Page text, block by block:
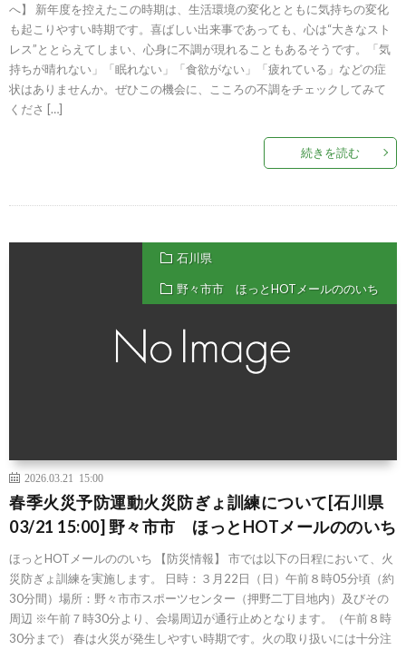
へ】 新年度を控えたこの時期は、生活環境の変化とともに気持ちの変化
も起こりやすい時期です。喜ばしい出来事であっても、心は“大きなスト
レス”ととらえてしまい、心身に不調が現れることもあるそうです。「気
持ちが晴れない」「眠れない」「食欲がない」「疲れている」などの症
状はありませんか。ぜひこの機会に、こころの不調をチェックしてみて
くださ […]
続きを読む
石川県
野々市市 ほっとHOTメールののいち
2026.03.21 15:00
春季火災予防運動火災防ぎょ訓練について[石川県
03/21 15:00] 野々市市 ほっとHOTメールののいち
ほっとHOTメールののいち 【防災情報】 市では以下の日程において、火
災防ぎょ訓練を実施します。 日時：３月22日（日）午前８時05分頃（約
30分間）場所：野々市市スポーツセンター（押野二丁目地内）及びその
周辺 ※午前７時30分より、会場周辺が通行止めとなります。（午前８時
30分まで） 春は火災が発生しやすい時期です。火の取り扱いには十分注